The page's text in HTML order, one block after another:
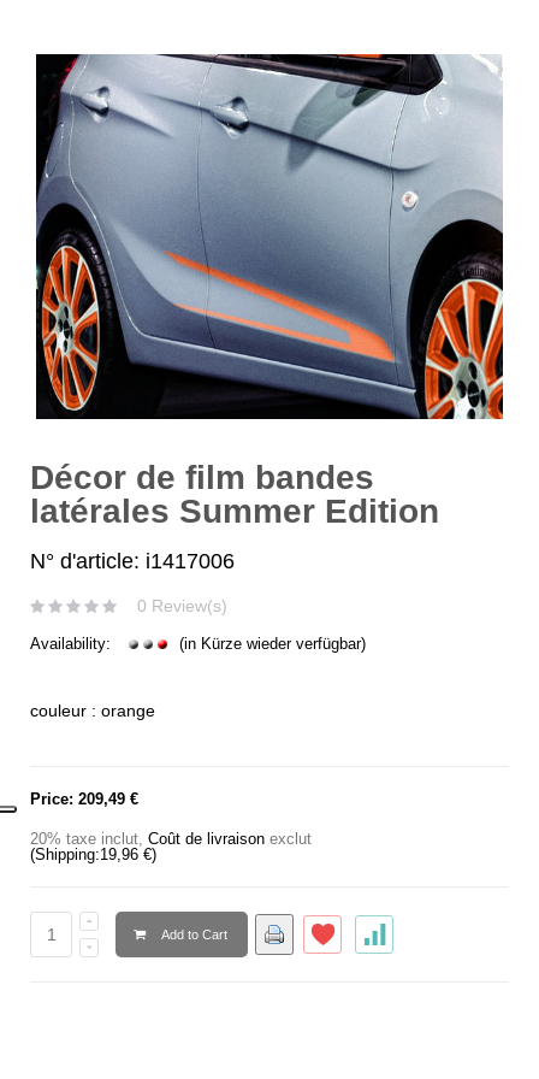
Décor de film bandes
latérales Summer Edition
N° d'article: i1417006
0 Review(s)
Availability: (in Kürze wieder verfügbar)
couleur : orange
Price: 209,49 €
20% taxe inclut, Coût de livraison exclut
(Shipping:19,96 €)
Add to Cart